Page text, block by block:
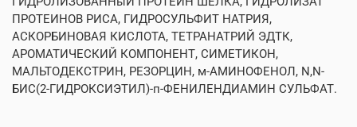
ПРОТЕИНОВ РИСА, ГИДРОСУЛЬФИТ НАТРИЯ,
АСКОРБИНОВАЯ КИСЛОТА, ТЕТРАНАТРИЙ ЭДТК,
АРОМАТИЧЕСКИЙ КОМПОНЕНТ, СИМЕТИКОН,
МАЛЬТОДЕКСТРИН, РЕЗОРЦИН, м-АМИНОФЕНОЛ, N,N-
БИС(2-ГИДРОКСИЭТИЛ)-п-ФЕНИЛЕНДИАМИН СУЛЬФАТ.